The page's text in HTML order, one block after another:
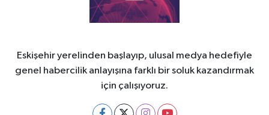
Eskişehir yerelinden başlayıp, ulusal medya hedefiyle
genel habercilik anlayışına farklı bir soluk kazandırmak
için çalışıyoruz.